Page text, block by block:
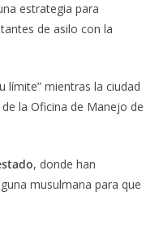
estrategia para
de asilo con la
límite” mientras la ciudad
la Oficina de Manejo de
, donde han
musulmana para que